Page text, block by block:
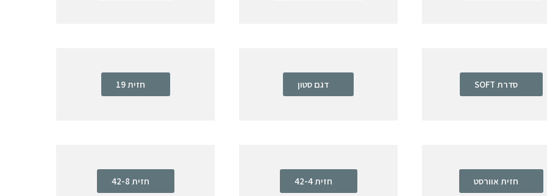
סדרת SOFT דגם סטון חזית 19
חזית אוורסט חזית 42-4 חזית 42-8